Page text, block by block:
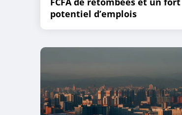
potentiel d’emplois